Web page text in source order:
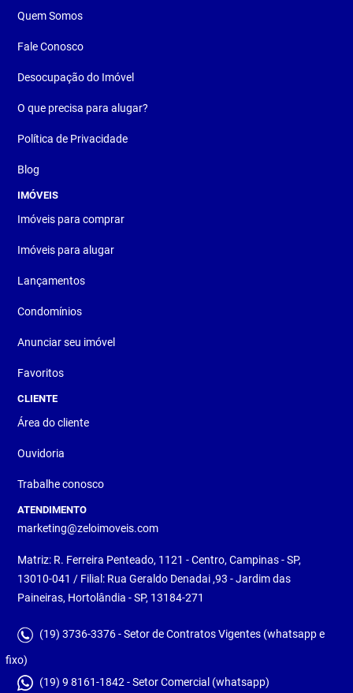
Quem Somos
Fale Conosco
Desocupação do Imóvel
O que precisa para alugar?
Política de Privacidade
Blog
IMÓVEIS
Imóveis para comprar
Imóveis para alugar
Lançamentos
Condomínios
Anunciar seu imóvel
Favoritos
CLIENTE
Área do cliente
Ouvidoria
Trabalhe conosco
ATENDIMENTO
marketing@zeloimoveis.com
Matriz: R. Ferreira Penteado, 1121 - Centro, Campinas - SP,
13010-041 / Filial: Rua Geraldo Denadai ,93 - Jardim das
Paineiras, Hortolândia - SP, 13184-271
(19) 3736-3376 - Setor de Contratos Vigentes (whatsapp e
fixo)
(19) 9 8161-1842 - Setor Comercial (whatsapp)